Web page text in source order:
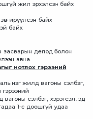
жил эрхэлсэн байх
ирүүлсэн байх
байх
засварын депод болон
авна.
нотлох гэрээний
нэг жилд вагоны сэлбэг,
гэрээний
вагоны сэлбэг, хэрэгсэл, эд
1-с доошгүй удаа